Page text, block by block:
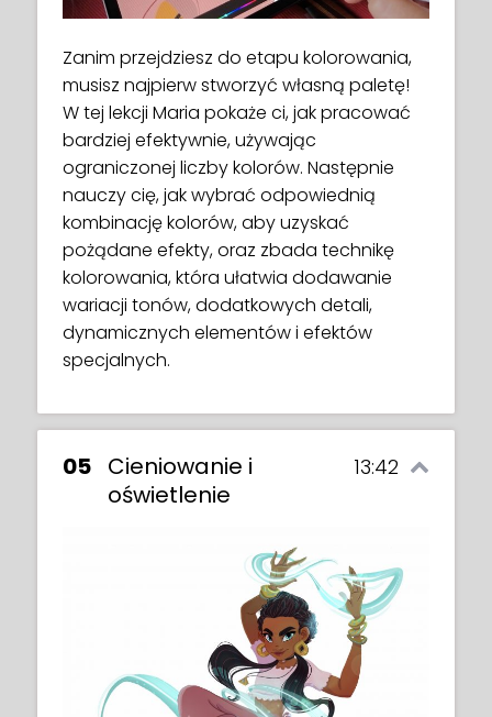
Zanim przejdziesz do etapu kolorowania,
musisz najpierw stworzyć własną paletę!
W tej lekcji Maria pokaże ci, jak pracować
bardziej efektywnie, używając
ograniczonej liczby kolorów. Następnie
nauczy cię, jak wybrać odpowiednią
kombinację kolorów, aby uzyskać
pożądane efekty, oraz zbada technikę
kolorowania, która ułatwia dodawanie
wariacji tonów, dodatkowych detali,
dynamicznych elementów i efektów
specjalnych.
05 Cieniowanie i
oświetlenie
13:42